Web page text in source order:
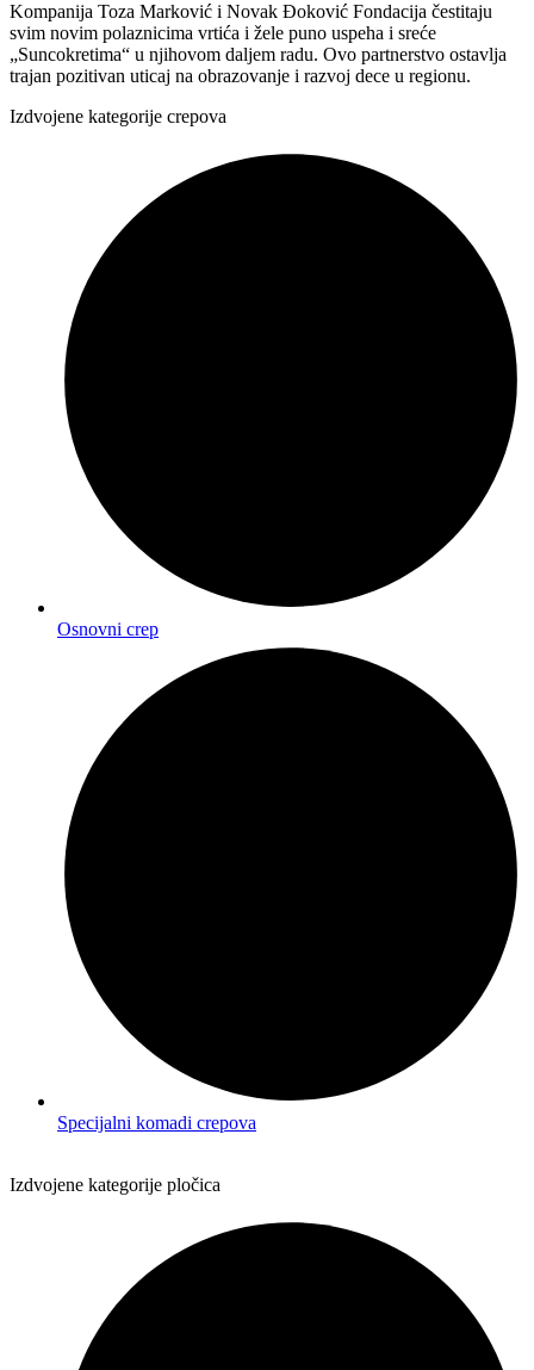
Kompanija Toza Marković i Novak Đoković Fondacija čestitaju
svim novim polaznicima vrtića i žele puno uspeha i sreće
„Suncokretima“ u njihovom daljem radu. Ovo partnerstvo ostavlja
trajan pozitivan uticaj na obrazovanje i razvoj dece u regionu.
Izdvojene kategorije crepova
Osnovni crep
Specijalni komadi crepova
Izdvojene kategorije pločica